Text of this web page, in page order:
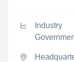
Industry